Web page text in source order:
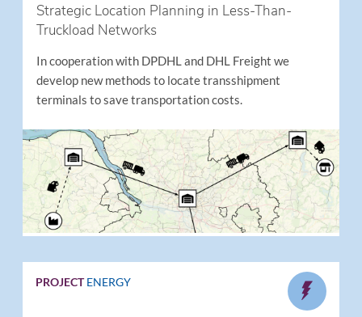
Strategic Location Planning in Less-Than-
Truckload Networks
In cooperation with DPDHL and DHL Freight we
develop new methods to locate transshipment
terminals to save transportation costs.
PROJECT ENERGY